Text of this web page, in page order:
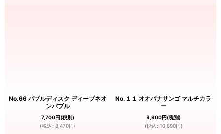
No.66 バブルディスク ディープネオ
ンバブル
7,700円(税別)
(税込 : 8,470円)
No.１１ オオバナサンゴ マルチカラ
ー
9,900円(税別)
(税込 : 10,890円)